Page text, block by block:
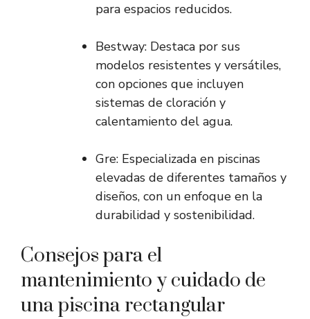
para espacios reducidos.
Bestway: Destaca por sus
modelos resistentes y versátiles,
con opciones que incluyen
sistemas de cloración y
calentamiento del agua.
Gre: Especializada en piscinas
elevadas de diferentes tamaños y
diseños, con un enfoque en la
durabilidad y sostenibilidad.
Consejos para el
mantenimiento y cuidado de
una piscina rectangular